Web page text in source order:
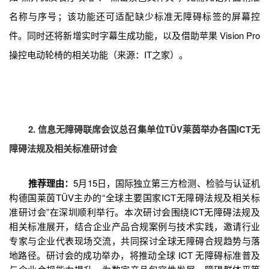
名称与序号；该功能还可适配缺少标准无障碍标签的屏幕控
件。同时还将新增实时字幕生成功能，以及借助苹果 Vision Pro
操控电动轮椅的相关功能（来源：IT之家）。
2. 信息无障碍联席会议总召集单位TÜV莱茵举办各国ICT无
障碍法规及相关标准研讨会
推荐理由：5月15日，国际独立第三方检测、检验与认证机
构德国莱茵TÜV主办的“全球主要国家ICT无障碍法规及相关标
准研讨会”在深圳顺利举行。本次研讨会围绕ICT无障碍法规及
相关标准展开，结合企业产品合规案例与技术实践，邀请行业
专家与企业代表现场交流，共同探讨全球无障碍合规趋势与落
地路径。研讨会的成功举办，将推动全球 ICT 无障碍标准普及